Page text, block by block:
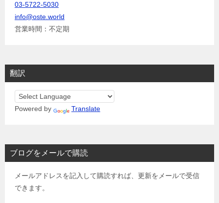
03-5722-5030
info@oste.world
営業時間：不定期
翻訳
Powered by Translate
ブログをメールで購読
メールアドレスを記入して購読すれば、更新をメールで受信
できます。